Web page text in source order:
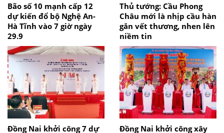
Bão số 10 mạnh cấp 12
dự kiến đổ bộ Nghệ An-
Hà Tĩnh vào 7 giờ ngày
29.9
Thủ tướng: Cầu Phong
Châu mới là nhịp cầu hàn
gắn vết thương, nhen lên
niềm tin
Đồng Nai khởi công 7 dự
Đồng Nai khởi công xây